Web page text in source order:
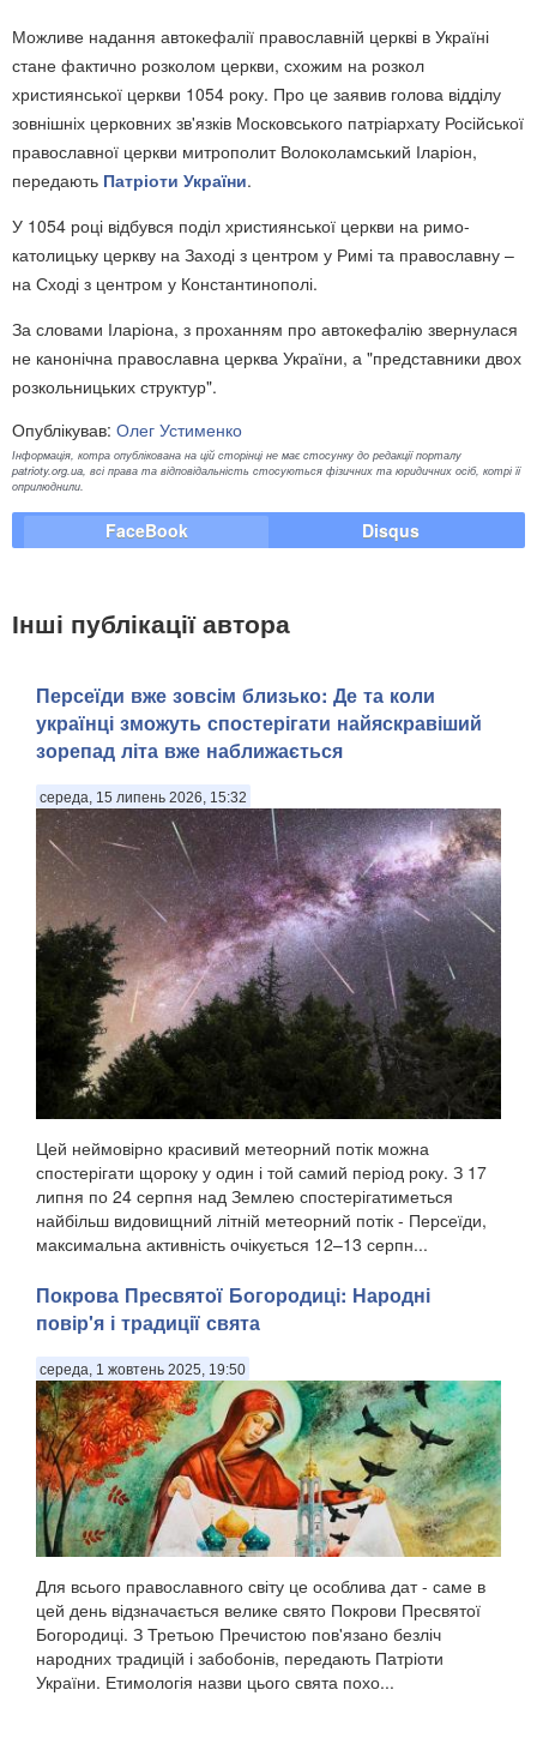
Можливе надання автокефалії православній церкві в Україні
стане фактично розколом церкви, схожим на розкол
християнської церкви 1054 року. Про це заявив голова відділу
зовнішніх церковних зв'язків Московського патріархату Російської
православної церкви митрополит Волоколамський Іларіон,
передають Патріоти України.
У 1054 році відбувся поділ християнської церкви на римо-
католицьку церкву на Заході з центром у Римі та православну –
на Сході з центром у Константинополі.
За словами Іларіона, з проханням про автокефалію звернулася
не канонічна православна церква України, а "представники двох
розкольницьких структур".
Опублікував: Олег Устименко
Інформація, котра опублікована на цій сторінці не має стосунку до редакції порталу
patrioty.org.ua, всі права та відповідальність стосуються фізичних та юридичних осіб, котрі її
оприлюднили.
FaceBook Disqus
Інші публікації автора
Персеїди вже зовсім близько: Де та коли
українці зможуть спостерігати найяскравіший
зорепад літа вже наближається
середа, 15 липень 2026, 15:32
Цей неймовірно красивий метеорний потік можна
спостерігати щороку у один і той самий період року. З 17
липня по 24 серпня над Землею спостерігатиметься
найбільш видовищний літній метеорний потік - Персеїди,
максимальна активність очікується 12–13 серпн...
Покрова Пресвятої Богородиці: Народні
повір'я і традиції свята
середа, 1 жовтень 2025, 19:50
Для всього православного світу це особлива дат - саме в
цей день відзначається велике свято Покрови Пресвятої
Богородиці. З Третьою Пречистою пов'язано безліч
народних традицій і забобонів, передають Патріоти
України. Етимологія назви цього свята похо...